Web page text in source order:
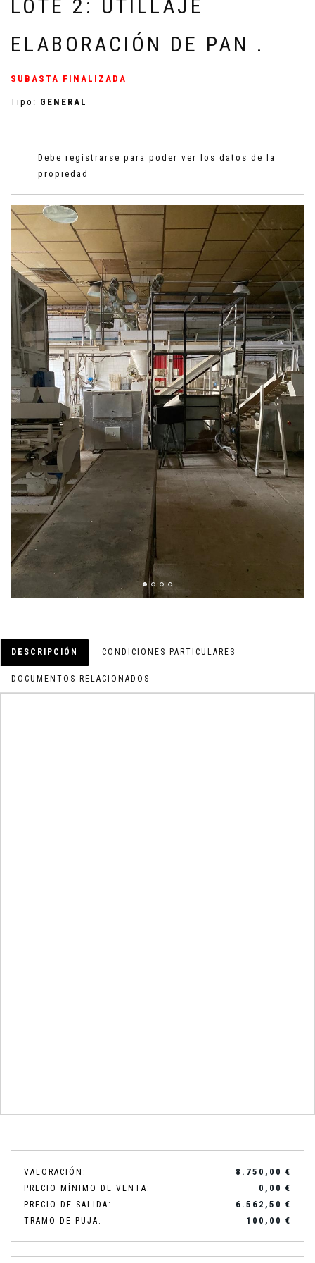
LOTE 2: UTILLAJE
ELABORACIÓN DE PAN .
SUBASTA FINALIZADA
Tipo: GENERAL
Debe registrarse para poder ver los datos de la
propiedad
DESCRIPCIÓN CONDICIONES PARTICULARES
DOCUMENTOS RELACIONADOS
VALORACIÓN: 8.750,00 €
PRECIO MÍNIMO DE VENTA: 0,00 €
PRECIO DE SALIDA: 6.562,50 €
TRAMO DE PUJA: 100,00 €